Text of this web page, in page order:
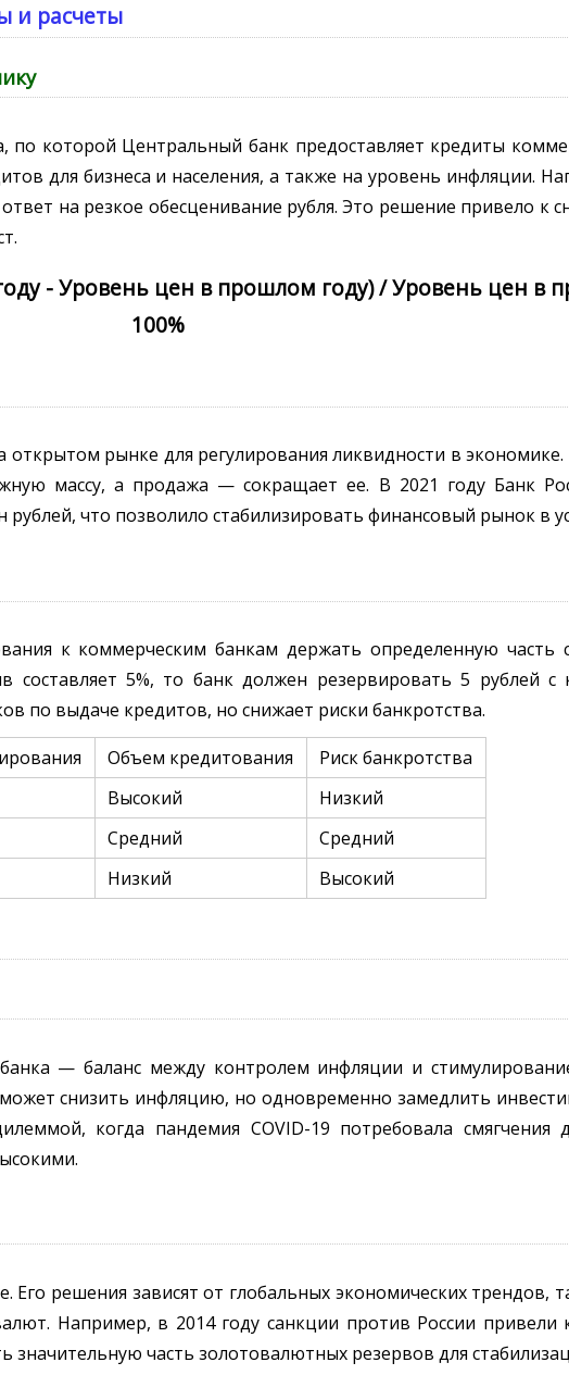
и расчеты
по которой Центральный банк предоставляет кредиты
для бизнеса и населения, а также на уровень инфляции.
на резкое обесценивание рубля. Это решение привело к
- Уровень цен в прошлом году) / Уровень цен в
100%
рынке для регулирования ликвидности в
массу, а продажа — сокращает ее. В 2021 году Банк
что позволило стабилизировать финансовый рынок в
к коммерческим банкам держать определенную часть
составляет 5%, то банк должен резервировать 5 рублей с
по выдаче кредитов, но снижает риски банкротства.
Объем кредитования
Риск банкротства
Высокий
Низкий
Средний
Средний
Низкий Высокий
— баланс между контролем инфляции и
снизить инфляцию, но одновременно замедлить
когда пандемия COVID-19 потребовала смягчения
Его решения зависят от глобальных экономических трендов,
Например, в 2014 году санкции против России привели
значительную часть золотовалютных резервов для